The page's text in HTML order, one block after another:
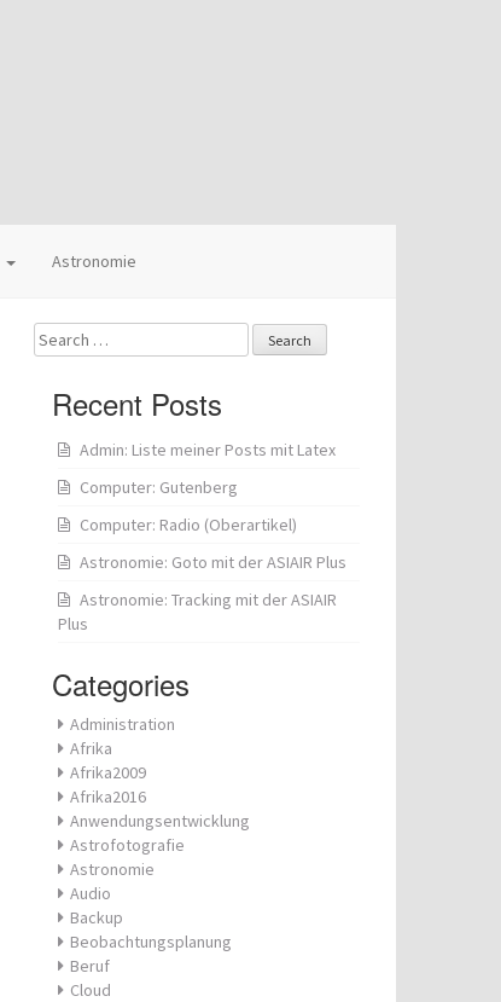
Astronomie
Search
for:
Recent Posts
Admin: Liste meiner Posts mit Latex
Computer: Gutenberg
Computer: Radio (Oberartikel)
Astronomie: Goto mit der ASIAIR Plus
Astronomie: Tracking mit der ASIAIR
Plus
Categories
Administration
Afrika
Afrika2009
Afrika2016
Anwendungsentwicklung
Astrofotografie
Astronomie
Audio
Backup
Beobachtungsplanung
Beruf
Cloud